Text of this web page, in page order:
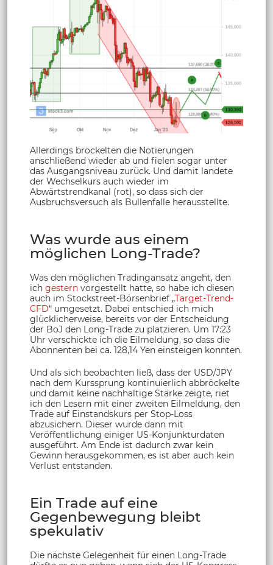
Allerdings bröckelten die Notierungen
anschließend wieder ab und fielen sogar unter
das Ausgangsniveau zurück. Und damit landete
der Wechselkurs auch wieder im
Abwärtstrendkanal (rot), so dass sich der
Ausbruchsversuch als Bullenfalle herausstellte.
Was wurde aus einem
möglichen Long-Trade?
Was den möglichen Tradingansatz angeht, den
ich gestern vorgestellt hatte, so habe ich diesen
auch im Stockstreet-Börsenbrief „Target-Trend-
CFD“ umgesetzt. Dabei entschied ich mich
glücklicherweise, bereits vor der Entscheidung
der BoJ den Long-Trade zu platzieren. Um 17:23
Uhr verschickte ich die Eilmeldung, so dass die
Abonnenten bei ca. 128,14 Yen einsteigen konnten.
Und als sich beobachten ließ, dass der USD/JPY
nach dem Kurssprung kontinuierlich abbröckelte
und damit keine nachhaltige Stärke zeigte, riet
ich den Lesern mit einer zweiten Eilmeldung, den
Trade auf Einstandskurs per Stop-Loss
abzusichern. Dieser wurde dann mit
Veröffentlichung einiger US-Konjunkturdaten
ausgeführt. Am Ende ist dadurch zwar kein
Gewinn herausgekommen, es ist aber auch kein
Verlust entstanden.
Ein Trade auf eine
Gegenbewegung bleibt
spekulativ
Die nächste Gelegenheit für einen Long-Trade